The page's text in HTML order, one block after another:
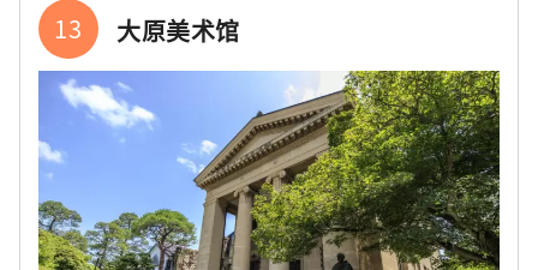
13 大原美术馆